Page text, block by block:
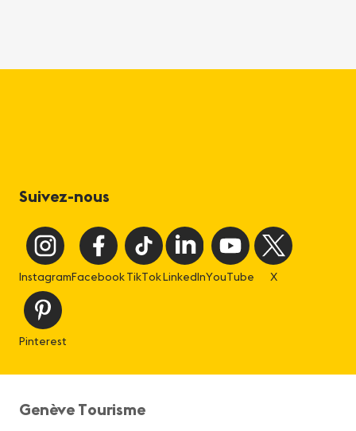
Suivez-nous
InstagramFacebookTikTokLinkedInYouTube X
Pinterest
Genève Tourisme